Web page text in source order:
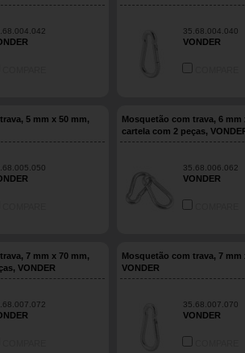
35.68.004.040
VONDER
5 mm x 50 mm,
Mosquetão com trava, 6 mm
cartela com 2 peças,
35.68.006.062
VONDER
7 mm x 70 mm,
VONDER
Mosquetão com trava, 7 mm
VONDER
35.68.007.070
VONDER